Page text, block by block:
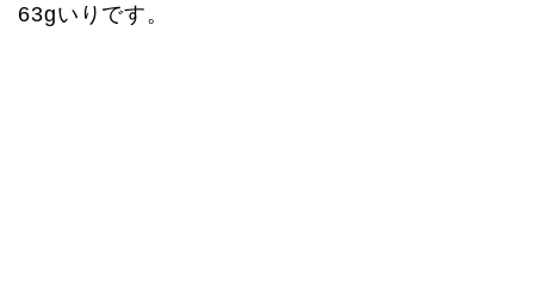
63gいりです。